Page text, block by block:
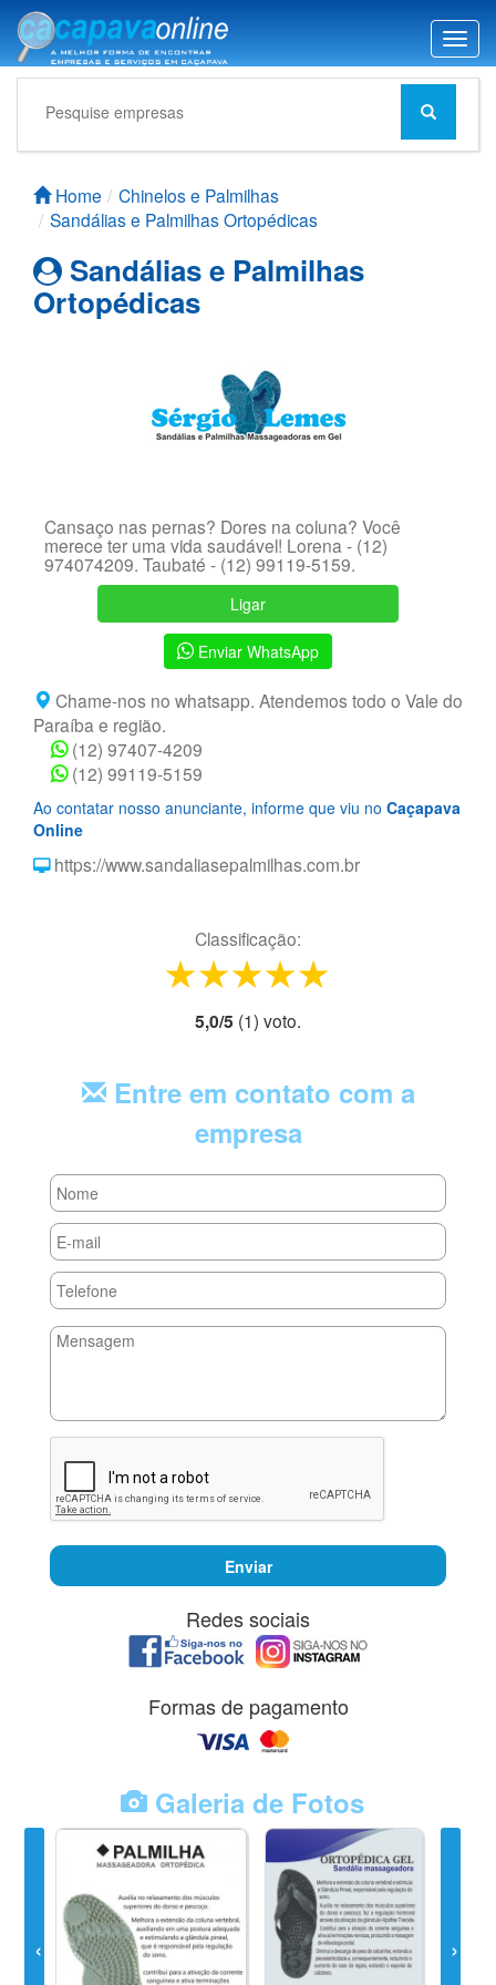
T
o
g
e
Home
Chinelos e Palmilhas
Sandálias e Palmilhas Ortopédicas
Sandálias e Palmilhas
Ortopédicas
Cansaço nas pernas? Dores na coluna? Você
merece ter uma vida saudável! Lorena - (12)
974074209. Taubaté - (12) 99119-5159.
Ligar
Enviar WhatsApp
Chame-nos no whatsapp. Atendemos todo o Vale do
Paraíba e região.
(12) 97407-4209
(12) 99119-5159
Ao contatar nosso anunciante, informe que viu no Caçapava
Online
https://www.sandaliasepalmilhas.com.br
Classificação:
4 stars
3 stars
2 stars
1 star
5,0/5 (1) voto.
Entre em contato com a
empresa
Enviar
Redes sociais
Formas de pagamento
Galeria de Fotos